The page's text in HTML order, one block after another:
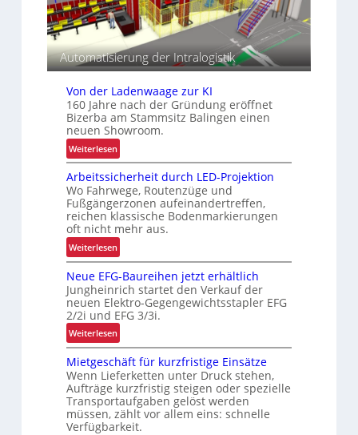
s
s
c
h
e
r
h
e
i
t
e
s
i
n
i
i
n
n
e
r
b
e
t
r
i
e
b
l
i
c
h
e
n
L
a
s
t
Automatisierung der Intralogistik
Von der Ladenwaage zur KI
160 Jahre nach der Gründung eröffnet
Bizerba am Stammsitz Balingen einen
neuen Showroom.
Weiterlesen:
V
o
n
d
e
r
L
d
e
n
w
a
a
g
e
z
u
Arbeitssicherheit durch LED-Projektion
Wo Fahrwege, Routenzüge und
Fußgängerzonen aufeinandertreffen,
reichen klassische Bodenmarkierungen
oft nicht mehr aus.
Weiterlesen:
A
r
b
e
i
t
s
i
c
h
e
Neue EFG-Baureihen jetzt erhältlich
Jungheinrich startet den Verkauf der
neuen Elektro-Gegengewichtsstapler EFG
2/2i und EFG 3/3i.
Weiterlesen:
N
e
u
e
E
F
Mietgeschäft für kurzfristige Einsätze
Wenn Lieferketten unter Druck stehen,
Aufträge kurzfristig steigen oder spezielle
Transportaufgaben gelöst werden
müssen, zählt vor allem eins: schnelle
Verfügbarkeit.